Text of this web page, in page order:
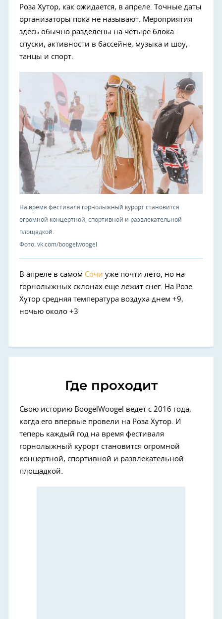
Роза Хутор, как ожидается, в апреле. Точные даты
организаторы пока не называют. Мероприятия
здесь обычно разделены на четыре блока:
спуски, активности в бассейне, музыка и шоу,
танцы и спорт.
На время фестиваля горнолыжный курорт становится
огромной концертной, спортивной и развлекательной
площадкой.
Фото: vk.com/boogelwoogel
В апреле в самом Сочи уже почти лето, но на
горнолыжных склонах еще лежит снег. На Розе
Хутор средняя температура воздуха днем +9,
ночью около +3
Где проходит
Свою историю BoogelWoogel ведет с 2016 года,
когда его впервые провели на Роза Хутор. И
теперь каждый год на время фестиваля
горнолыжный курорт становится огромной
концертной, спортивной и развлекательной
площадкой.